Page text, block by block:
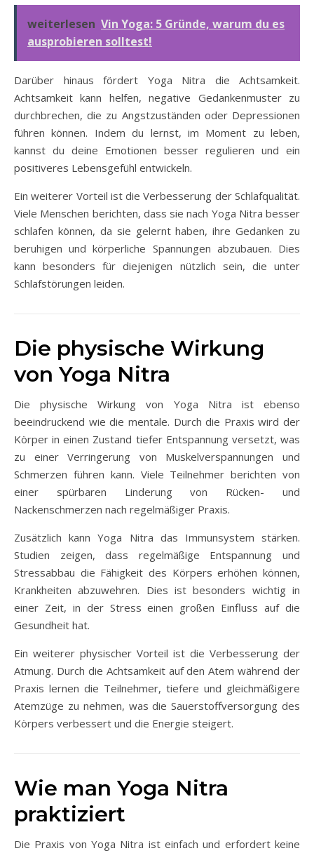
weiterlesen Vin Yoga: 5 Gründe, warum du es
ausprobieren solltest!
Darüber hinaus fördert Yoga Nitra die Achtsamkeit.
Achtsamkeit kann helfen, negative Gedankenmuster zu
durchbrechen, die zu Angstzuständen oder Depressionen
führen können. Indem du lernst, im Moment zu leben,
kannst du deine Emotionen besser regulieren und ein
positiveres Lebensgefühl entwickeln.
Ein weiterer Vorteil ist die Verbesserung der Schlafqualität.
Viele Menschen berichten, dass sie nach Yoga Nitra besser
schlafen können, da sie gelernt haben, ihre Gedanken zu
beruhigen und körperliche Spannungen abzubauen. Dies
kann besonders für diejenigen nützlich sein, die unter
Schlafstörungen leiden.
Die physische Wirkung
von Yoga Nitra
Die physische Wirkung von Yoga Nitra ist ebenso
beeindruckend wie die mentale. Durch die Praxis wird der
Körper in einen Zustand tiefer Entspannung versetzt, was
zu einer Verringerung von Muskelverspannungen und
Schmerzen führen kann. Viele Teilnehmer berichten von
einer spürbaren Linderung von Rücken- und
Nackenschmerzen nach regelmäßiger Praxis.
Zusätzlich kann Yoga Nitra das Immunsystem stärken.
Studien zeigen, dass regelmäßige Entspannung und
Stressabbau die Fähigkeit des Körpers erhöhen können,
Krankheiten abzuwehren. Dies ist besonders wichtig in
einer Zeit, in der Stress einen großen Einfluss auf die
Gesundheit hat.
Ein weiterer physischer Vorteil ist die Verbesserung der
Atmung. Durch die Achtsamkeit auf den Atem während der
Praxis lernen die Teilnehmer, tiefere und gleichmäßigere
Atemzüge zu nehmen, was die Sauerstoffversorgung des
Körpers verbessert und die Energie steigert.
Wie man Yoga Nitra
praktiziert
Die Praxis von Yoga Nitra ist einfach und erfordert keine